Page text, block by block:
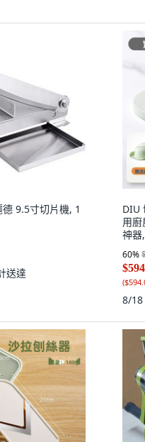
德 9.5寸切片機, 1
送達
DIU
用
神器
片+
60%
$594
(
8/18